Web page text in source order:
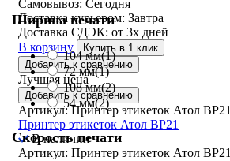
Ширина печати
104 мм(1)
72 мм(1)
108 мм(2)
54 мм(2)
Скорость печати
Самовывоз: Сегодня
Доставка курьером: Завтра
Доставка СДЭК: от 3х дней
В корзину
Купить в 1 клик
Добавить к сравнению
Лучшая цена
Добавить к сравнению
Артикул: Принтер этикеток Атол BP21
Принтер этикеток Атол BP21
В наличии
Артикул: Принтер этикеток Атол BP21